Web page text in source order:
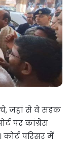
जहां से वे सड़क
पर कांग्रेस
कोर्ट परिसर में